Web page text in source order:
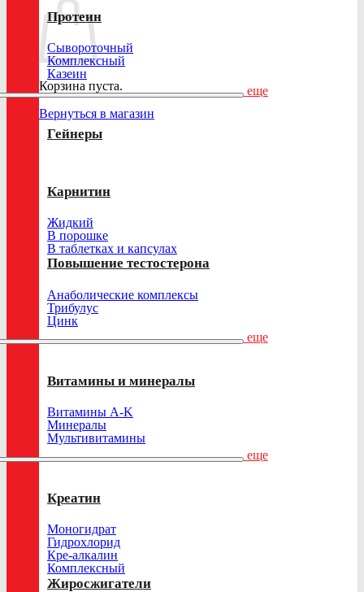
Корзина пуста.
Вернуться в магазин
Протеин
Сывороточный
Комплексный
Казеин
еще
Гейнеры
Карнитин
Жидкий
В порошке
В таблетках и капсулах
Повышение тестостерона
Анаболические комплексы
Трибулус
Цинк
еще
Витамины и минералы
Витамины A-K
Минералы
Мультивитамины
еще
Креатин
Моногидрат
Гидрохлорид
Кре-алкалин
Комплексный
Жиросжигатели